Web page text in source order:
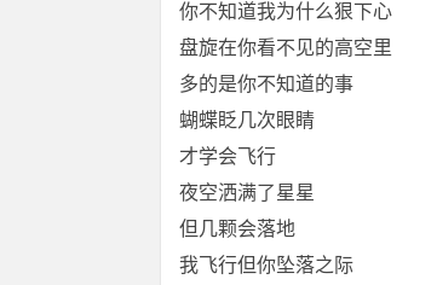
你不知道我为什么狠下心
盘旋在你看不见的高空里
多的是你不知道的事
蝴蝶眨几次眼睛
才学会飞行
夜空洒满了星星
但几颗会落地
我飞行但你坠落之际